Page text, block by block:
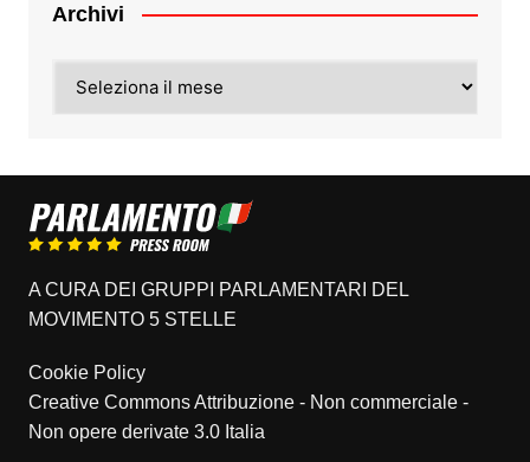
Archivi
A CURA DEI GRUPPI PARLAMENTARI DEL
MOVIMENTO 5 STELLE
Cookie Policy
Creative Commons Attribuzione - Non commerciale -
Non opere derivate 3.0 Italia